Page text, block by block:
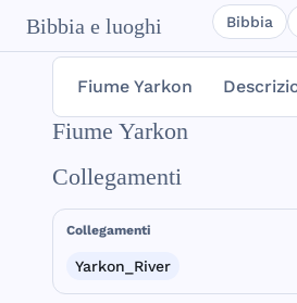
Bibbia e luoghi Bibbia
Fiume Yarkon
Fiume Yarkon
Collegamenti
Collegamenti
Yarkon_River